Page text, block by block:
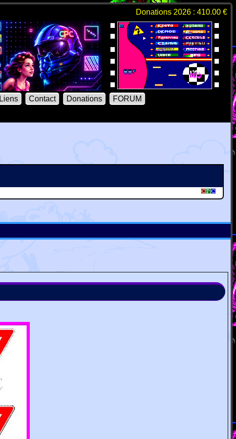
Donations 2026 : 410.00 €
Liens Contact Donations
FORUM